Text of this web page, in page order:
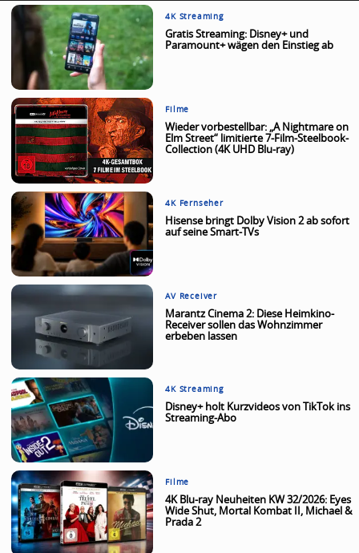
4K Streaming
Gratis Streaming: Disney+ und
Paramount+ wägen den Einstieg ab
Filme
Wieder vorbestellbar: „A Nightmare on
Elm Street“ limitierte 7-Film-Steelbook-
Collection (4K UHD Blu-ray)
4K Fernseher
Hisense bringt Dolby Vision 2 ab sofort
auf seine Smart-TVs
AV Receiver
Marantz Cinema 2: Diese Heimkino-
Receiver sollen das Wohnzimmer
erbeben lassen
4K Streaming
Disney+ holt Kurzvideos von TikTok ins
Streaming-Abo
Filme
4K Blu-ray Neuheiten KW 32/2026: Eyes
Wide Shut, Mortal Kombat II, Michael &
Prada 2